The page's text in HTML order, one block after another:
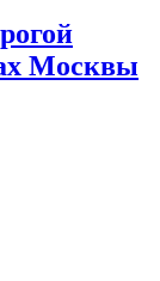
Москвы